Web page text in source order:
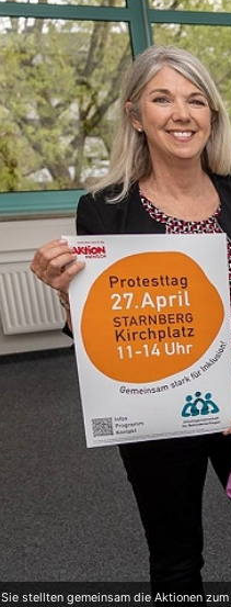
Sie stellten gemeinsam die Aktionen